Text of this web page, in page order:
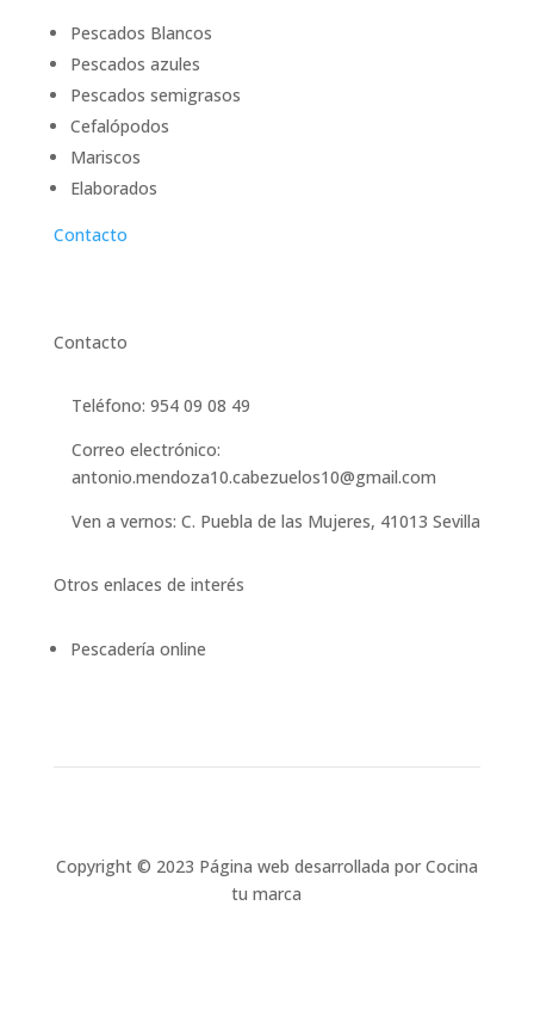
Pescados Blancos
Pescados azules
Pescados semigrasos
Cefalópodos
Mariscos
Elaborados
Contacto
Contacto
Teléfono: 954 09 08 49
Correo electrónico:
antonio.mendoza10.cabezuelos10@gmail.com
Ven a vernos: C. Puebla de las Mujeres, 41013 Sevilla
Otros enlaces de interés
Pescadería online
Copyright © 2023 Página web desarrollada por Cocina
tu marca